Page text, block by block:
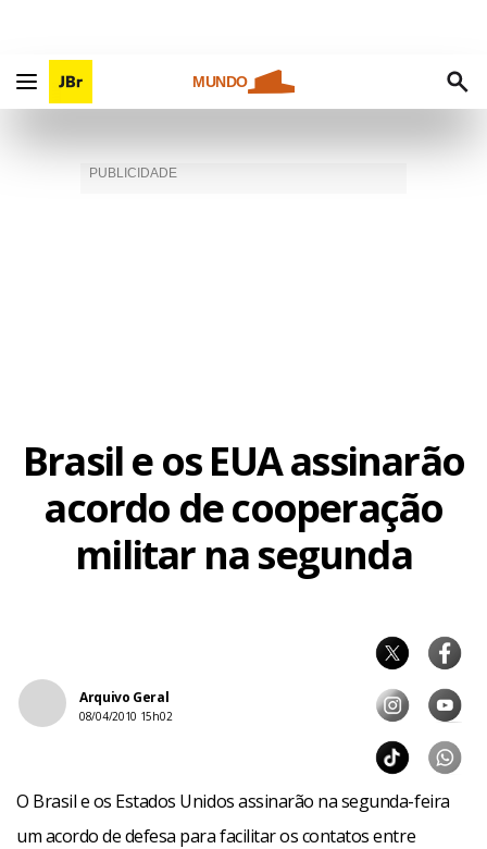
MUNDO
Brasil e os EUA assinarão
acordo de cooperação
militar na segunda
Arquivo Geral
08/04/2010 15h02
O Brasil e os Estados Unidos assinarão na segunda-feira
um acordo de defesa para facilitar os contatos entre